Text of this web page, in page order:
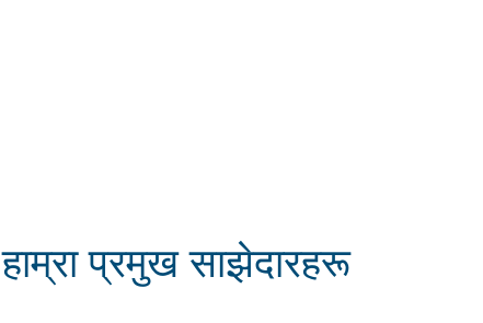
हाम्रा प्रमुख साझेदारहरू